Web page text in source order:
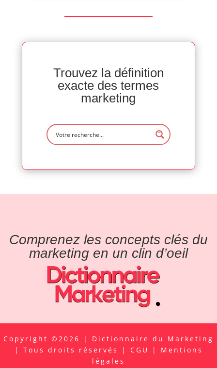
Trouvez la définition
exacte des termes
marketing
Comprenez les concepts clés du
marketing en un clin d’oeil
Copyright ©2026 | Dictionnaire du Marketing
| Tous droits réservés | CGU | Mentions
légales